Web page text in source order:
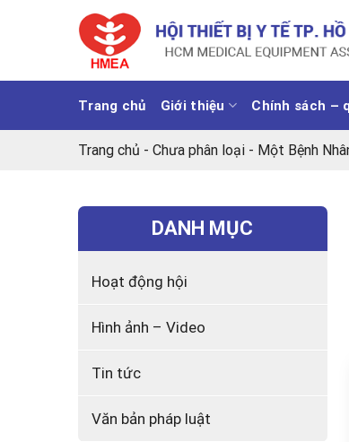
dung
Trang chủ Giới thiệu Chính sách –
Trang chủ - Chưa phân loại - Một Bệnh
DANH MỤC
Hoạt động hội
Hình ảnh – Video
Tin tức
Văn bản pháp luật